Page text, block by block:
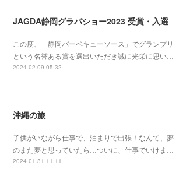
JAGDA静岡グラパショー2023 受賞・入選
この度、「静岡バーベキューソース」でグランプリ
という名誉ある賞を選出いただき誠に光栄に思い…
2024.02.09 05:32
沖縄の旅
子供がいながら仕事で、泊まりで出張！なんて、夢
のまた夢と思っていたら…ついに、仕事でいけま…
2024.01.31 11:11